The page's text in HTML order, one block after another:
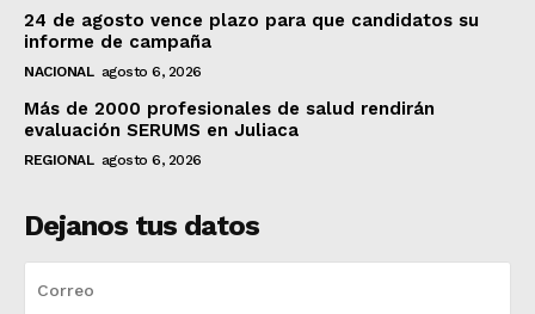
24 de agosto vence plazo para que candidatos su
informe de campaña
NACIONAL agosto 6, 2026
Más de 2000 profesionales de salud rendirán
evaluación SERUMS en Juliaca
REGIONAL agosto 6, 2026
Dejanos tus datos